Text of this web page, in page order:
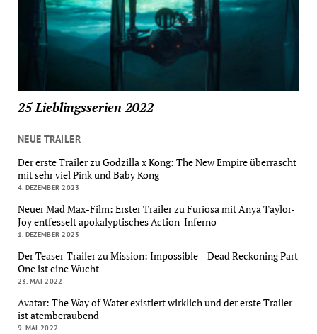
25 Lieblingsserien 2022
NEUE TRAILER
Der erste Trailer zu Godzilla x Kong: The New Empire überrascht
mit sehr viel Pink und Baby Kong
4. DEZEMBER 2023
Neuer Mad Max-Film: Erster Trailer zu Furiosa mit Anya Taylor-
Joy entfesselt apokalyptisches Action-Inferno
1. DEZEMBER 2023
Der Teaser-Trailer zu Mission: Impossible – Dead Reckoning Part
One ist eine Wucht
23. MAI 2022
Avatar: The Way of Water existiert wirklich und der erste Trailer
ist atemberaubend
9. MAI 2022